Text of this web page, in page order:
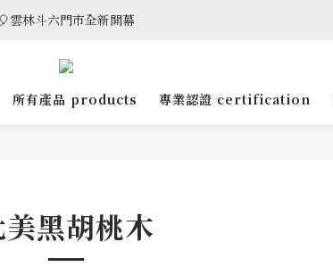
🎈雲林斗六門市全新開幕
所有產品 products 專業認證 certification
黑胡桃木